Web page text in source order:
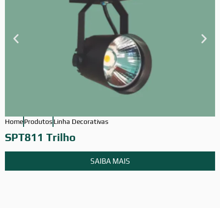
HomeProdutos Linha Decorativas
SPT811 Trilho
SAIBA MAIS